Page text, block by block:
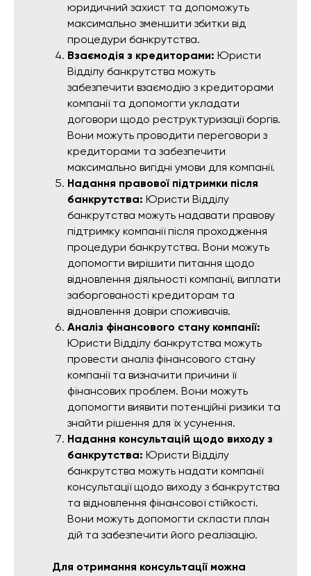
юридичний захист та допоможуть
максимально зменшити збитки від
процедури банкрутства.
Взаємодія з кредиторами: Юристи
Відділу банкрутства можуть
забезпечити взаємодію з кредиторами
компанії та допомогти укладати
договори щодо реструктуризації боргів.
Вони можуть проводити переговори з
кредиторами та забезпечити
максимально вигідні умови для компанії.
Надання правової підтримки після
банкрутства: Юристи Відділу
банкрутства можуть надавати правову
підтримку компанії після проходження
процедури банкрутства. Вони можуть
допомогти вирішити питання щодо
відновлення діяльності компанії, виплати
заборгованості кредиторам та
відновлення довіри споживачів.
Аналіз фінансового стану компанії:
Юристи Відділу банкрутства можуть
провести аналіз фінансового стану
компанії та визначити причини її
фінансових проблем. Вони можуть
допомогти виявити потенційні ризики та
знайти рішення для їх усунення.
Надання консультацій щодо виходу з
банкрутства: Юристи Відділу
банкрутства можуть надати компанії
консультації щодо виходу з банкрутства
та відновлення фінансової стійкості.
Вони можуть допомогти скласти план
дій та забезпечити його реалізацію.
Для отримання консультації можна